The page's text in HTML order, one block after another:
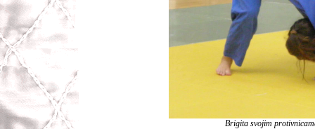
Brigita svojim